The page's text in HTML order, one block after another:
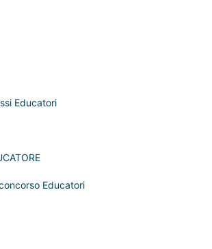
Educatori
Educatori